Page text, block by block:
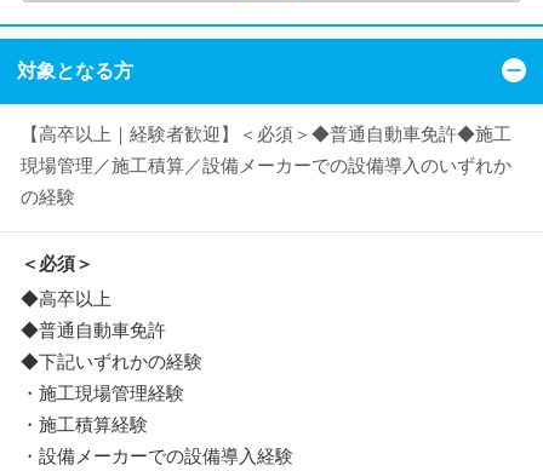
対象となる方
【高卒以上｜経験者歓迎】＜必須＞◆普通自動車免許◆施工
現場管理／施工積算／設備メーカーでの設備導入のいずれか
の経験
＜必須＞
◆高卒以上
◆普通自動車免許
◆下記いずれかの経験
・施工現場管理経験
・施工積算経験
・設備メーカーでの設備導入経験